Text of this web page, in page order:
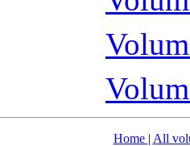
Home | All